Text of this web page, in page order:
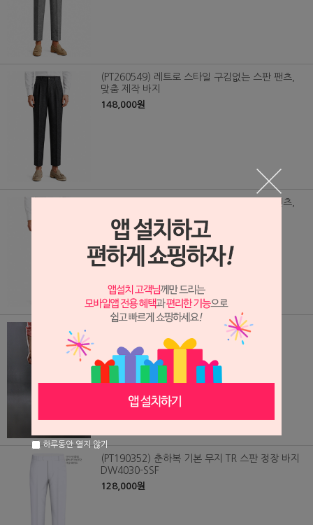
(PT260549) 레트로 스타일 구김없는 스판 팬츠,
맞춤 제작 바지
148,000원
(PT260550) 레트로 스타일 구김없는 스판 팬츠,
148,000원
(PT190352) 춘하복 기본 무지 TR 스판 정장 바지
DW4030-SSF
128,000원
하루동안 열지 않기